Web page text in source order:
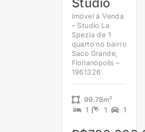
Studio
Imóvel á Venda
– Studio La
Spezia de 1
quarto no bairro
Saco Grande,
Florianópolis –
1961326
99.78m²
1
1 1